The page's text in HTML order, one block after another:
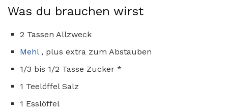
Was du brauchen wirst
2 Tassen Allzweck
Mehl, plus extra zum Abstauben
1/3 bis 1/2 Tasse Zucker *
1 Teelöffel Salz
1 Esslöffel